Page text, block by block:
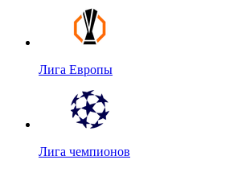
Лига Европы
Лига чемпионов